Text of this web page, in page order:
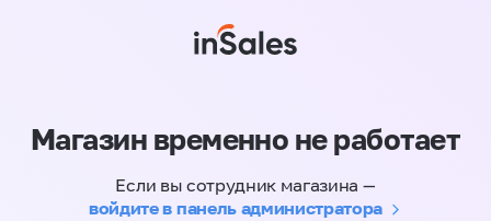
Магазин временно не работает
Если вы сотрудник магазина —
войдите в панель администратора